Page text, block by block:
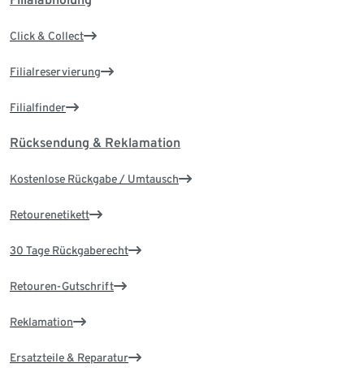
Click & Collect
Filialreservierung
Filialfinder
Rücksendung & Reklamation
Kostenlose Rückgabe / Umtausch
Retourenetikett
30 Tage Rückgaberecht
Retouren-Gutschrift
Reklamation
Ersatzteile & Reparatur